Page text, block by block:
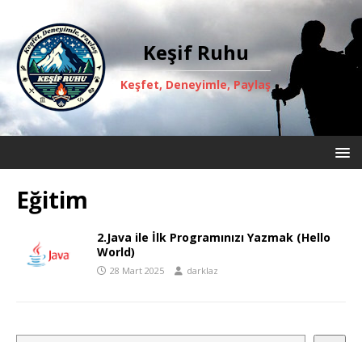
Keşif Ruhu
Keşfet, Deneyimle, Paylaş
Eğitim
2.Java ile İlk Programınızı Yazmak (Hello
World)
28 Mart 2025 darklaz